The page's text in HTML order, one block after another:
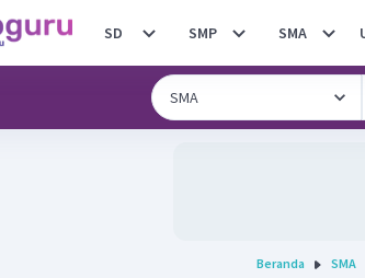
SD SMP SMA
Beranda SMA